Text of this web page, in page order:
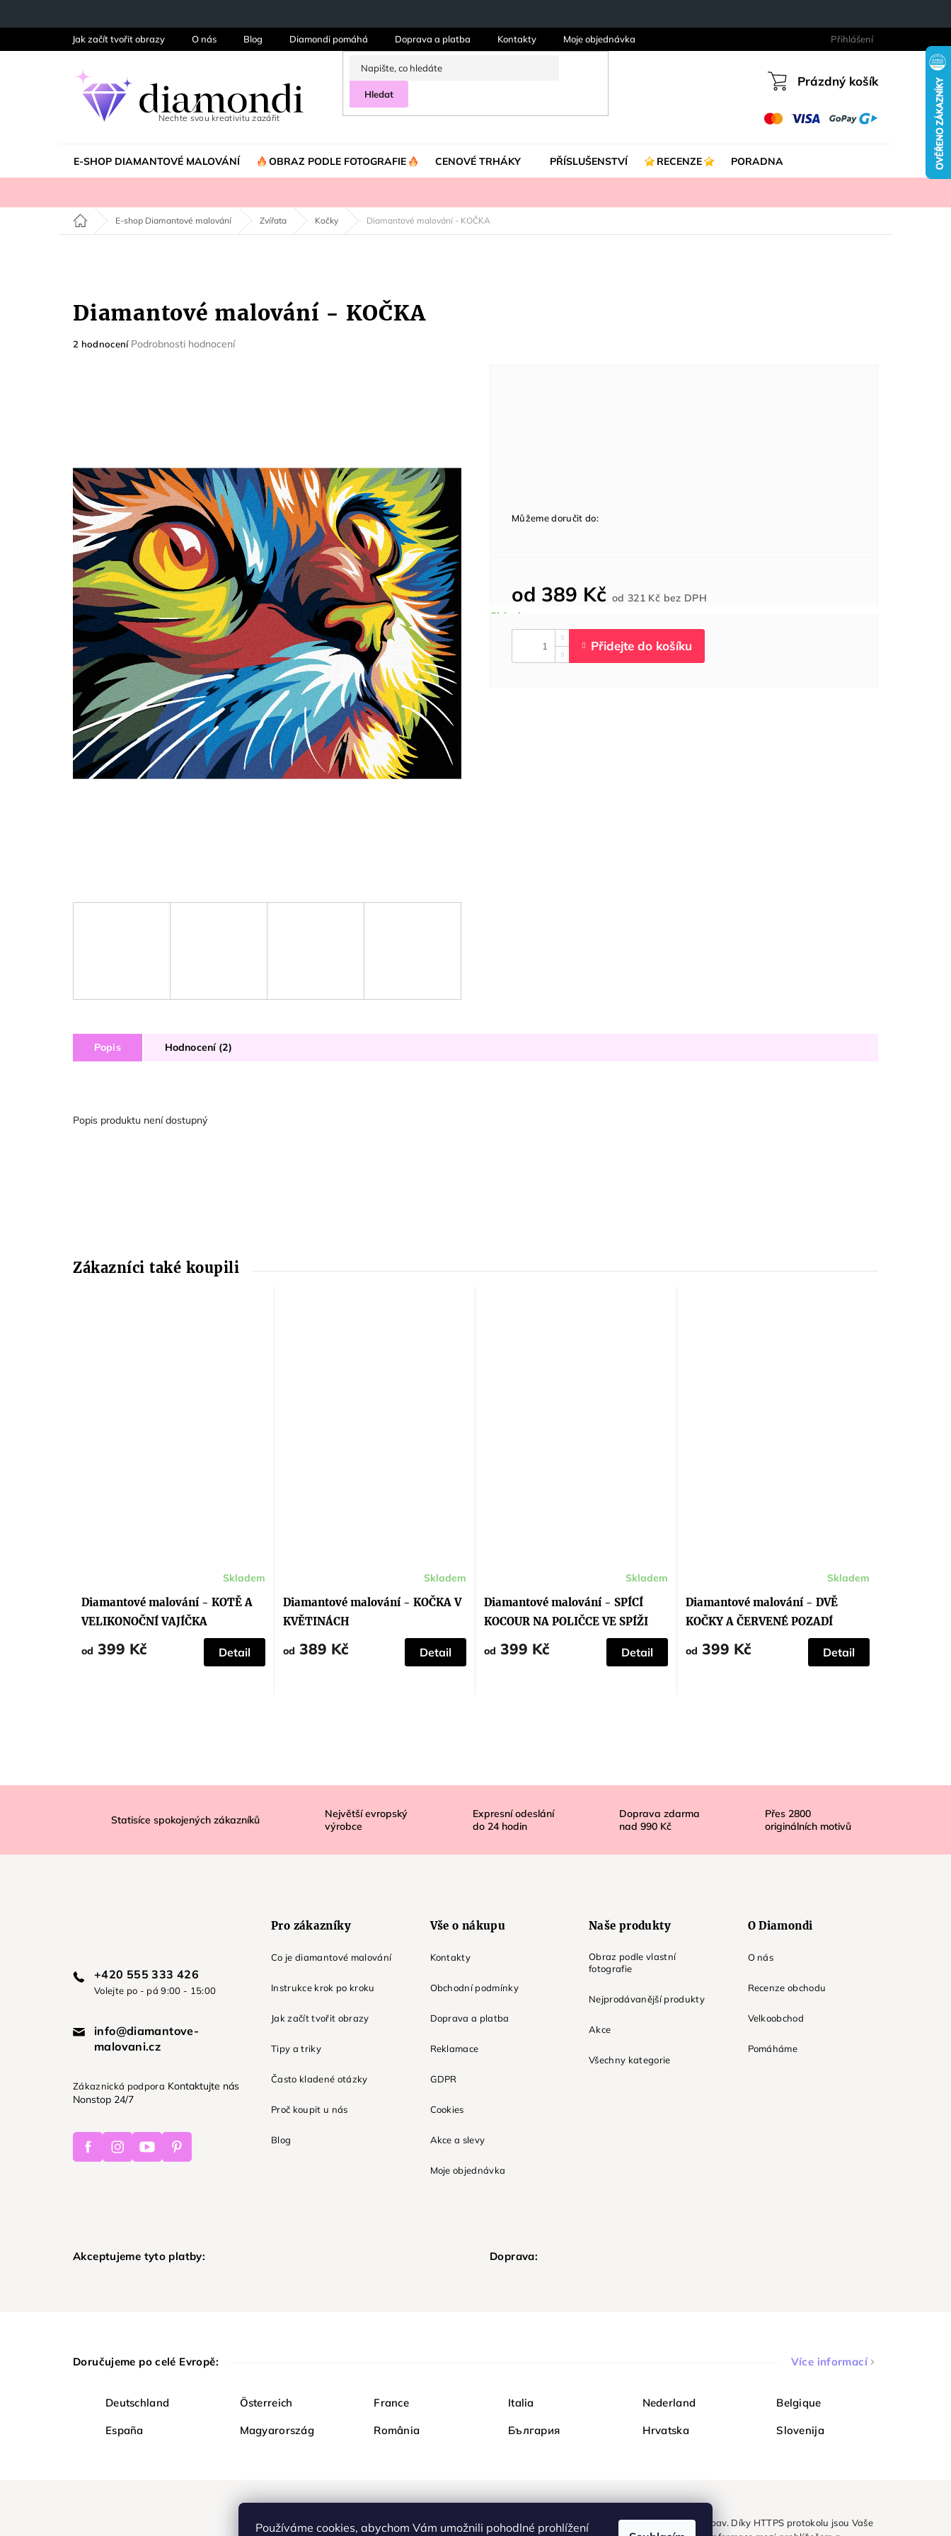
Používáme cookies, abychom Vám umožnili pohodlné prohlížení
Jak začít tvořit obrazy O nás Blog Diamondi pomáhá Doprava a platba Kontakty Moje objednávka Přihlášení
Hledat
Nákupní
Prázdný košík
E-SHOP DIAMANTOVÉ MALOVÁNÍ OBRAZ PODLE FOTOGRAFIE CENOVÉ TRHÁKY PŘÍSLUŠENSTVÍ RECENZE PORADNA
Domů E-shop Diamantové malování Zvířata Kočky Diamantové malování - KOČKA
Diamantové malování - KOČKA
Průměrné
2 hodnocení Podrobnosti hodnocení
od 389 Kč od321 Kč bez DPHcena:
Můžeme doručit do:
Popis Hodnocení (2)
Popis produktu není dostupný
Diamantové malování - KOTĚ A
VELIKONOČNÍ VAJÍČKA
Skladem
od 399 Kč Detail
Diamantové malování - KOČKA V
KVĚTINÁCH
produktu
je
5,0
z
hvězdiček.
Skladem
od 389 Kč Detail
Diamantové malování - SPÍCÍ
KOCOUR NA POLIČCE VE SPÍŽI
Skladem
od 399 Kč Detail
Diamantové malování - DVĚ
KOČKY A ČERVENÉ POZADÍ
Skladem
od 399 Kč Detail
a
Statisíce spokojených zákazníků
Největší evropský
výrobce
Expresní odeslání
do 24hodin
Doprava zdarma
nad 990 Kč
Přes 2800
originálních motivů
+420 555 333 426
Volejte po - pá 9:00 - 15:00
info@diamantove-
malovani.cz
Zákaznická podpora Kontaktujte nás
Nonstop 24/7
FacebookInstagramYoutubePinterest
Pro zákazníky
Co je diamantové malování
Instrukce krok po kroku
Jak začít tvořit obrazy
Tipy a triky
Často kladené otázky
Proč koupit u nás
Blog
Vše o nákupu
Kontakty
Obchodní podmínky
Doprava a platba
Reklamace
GDPR
Cookies
Akce a slevy
Moje objednávka
Naše produkty
Obraz podle vlastní
fotografie
Nejprodávanější produkty
Akce
Všechny kategorie
O Diamondi
O nás
Recenze obchodu
Velkoobchod
Pomáháme
Akceptujeme tyto platby: Doprava:
Doručujeme po celé Evropě: Více informací
Deutschland Österreich France Italia Nederland Belgique
España Magyarország România България Hrvatska Slovenija
Nakupujte na Diamondi bezpečně a bez obav. Díky HTTPS protokolu jsou Vaše